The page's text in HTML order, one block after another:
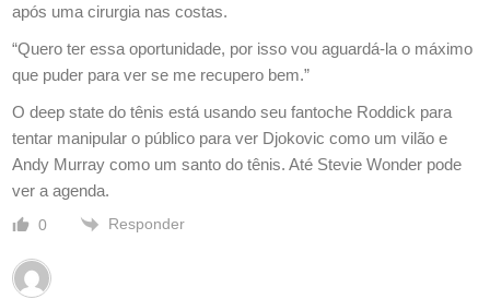
após uma cirurgia nas costas.
“Quero ter essa oportunidade, por isso vou aguardá-la o máximo
que puder para ver se me recupero bem.”
O deep state do tênis está usando seu fantoche Roddick para
tentar manipular o público para ver Djokovic como um vilão e
Andy Murray como um santo do tênis. Até Stevie Wonder pode
ver a agenda.
0 Responder